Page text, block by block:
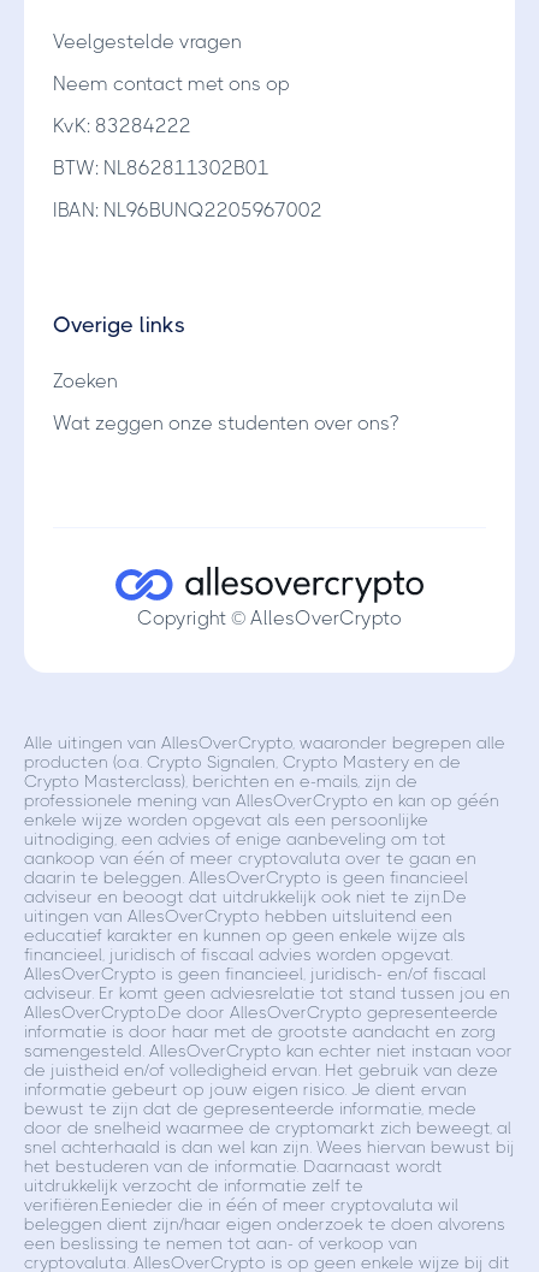
Veelgestelde vragen
Neem contact met ons op
KvK: 83284222
BTW: NL862811302B01
IBAN: NL96BUNQ2205967002
Overige links
Zoeken
Wat zeggen onze studenten over ons?
Copyright © AllesOverCrypto
Alle uitingen van AllesOverCrypto, waaronder begrepen alle
producten (o.a. Crypto Signalen, Crypto Mastery en de
Crypto Masterclass), berichten en e-mails, zijn de
professionele mening van AllesOverCrypto en kan op géén
enkele wijze worden opgevat als een persoonlijke
uitnodiging, een advies of enige aanbeveling om tot
aankoop van één of meer cryptovaluta over te gaan en
daarin te beleggen. AllesOverCrypto is geen financieel
adviseur en beoogt dat uitdrukkelijk ook niet te zijn.De
uitingen van AllesOverCrypto hebben uitsluitend een
educatief karakter en kunnen op geen enkele wijze als
financieel, juridisch of fiscaal advies worden opgevat.
AllesOverCrypto is geen financieel, juridisch- en/of fiscaal
adviseur. Er komt geen adviesrelatie tot stand tussen jou en
AllesOverCrypto.De door AllesOverCrypto gepresenteerde
informatie is door haar met de grootste aandacht en zorg
samengesteld. AllesOverCrypto kan echter niet instaan voor
de juistheid en/of volledigheid ervan. Het gebruik van deze
informatie gebeurt op jouw eigen risico. Je dient ervan
bewust te zijn dat de gepresenteerde informatie, mede
door de snelheid waarmee de cryptomarkt zich beweegt, al
snel achterhaald is dan wel kan zijn. Wees hiervan bewust bij
het bestuderen van de informatie. Daarnaast wordt
uitdrukkelijk verzocht de informatie zelf te
verifiëren.Eenieder die in één of meer cryptovaluta wil
beleggen dient zijn/haar eigen onderzoek te doen alvorens
een beslissing te nemen tot aan- of verkoop van
cryptovaluta. AllesOverCrypto is op geen enkele wijze bij dit